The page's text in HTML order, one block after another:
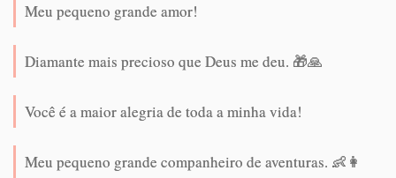
Meu pequeno grande amor!
Diamante mais precioso que Deus me deu. 🎁🙏
Você é a maior alegria de toda a minha vida!
Meu pequeno grande companheiro de aventuras. 👶👩